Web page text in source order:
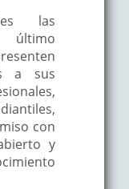
las
último
a sus
con
y